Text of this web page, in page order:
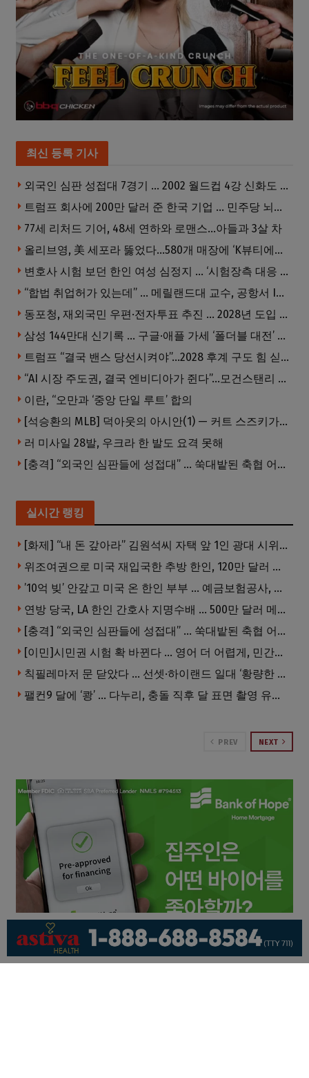
최신 등록 기사
외국인 심판 성접대 7경기 … 2002 월드컵 4강 신화도 흔들
트럼프 회사에 200만 달러 준 한국 기업 … 민주당 뇌물의혹 조사
77세 리처드 기어, 48세 연하와 로맨스…아들과 3살 차
올리브영, 美 세포라 뚫었다…580개 매장에 ‘K뷰티에딧’ 론칭
변호사 시험 보던 한인 여성 심정지 … ‘시험장측 대응 부적절’ 소송
“합법 취업허가 있는데” … 메릴랜드대 교수, 공항서 ICE에 체포, 구금 중
동포청, 재외국민 우편·전자투표 추진 … 2028년 도입 목표
삼성 144만대 신기록 … 구글·애플 가세 ‘폴더블 대전’ 열린다
트럼프 “결국 밴스 당선시켜야”…2028 후계 구도 힘 싣나
“AI 시장 주도권, 결국 엔비디아가 쥔다”…모건스탠리 장담
이란, “오만과 ‘중앙 단일 루트’ 합의
[석승환의 MLB] 덕아웃의 아시안(1) — 커트 스즈키가 우리에게 묻는 것
러 미사일 28발, 우크라 한 발도 요격 못해
[충격] “외국인 심판들에 성접대” … 쑥대밭된 축협 어디까지 추락하나
실시간 랭킹
[화제] “내 돈 갚아라” 김원석씨 자택 앞 1인 광대 시위 … 한인 투자사, “108만 달러 못받아”
위조여권으로 미국 재입국한 추방 한인, 120만 달러 은행 사기 행각
’10억 빚’ 안갚고 미국 온 한인 부부 … 예금보험공사, 미국서 소송
연방 당국, LA 한인 간호사 지명수배 … 500만 달러 메디캐어 사기, 선고 직전 한국 도주
[충격] “외국인 심판들에 성접대” … 쑥대밭된 축협 어디까지 추락하나
[이민]시민권 시험 확 바뀐다 … 영어 더 어렵게, 민간시험 도입 추진
칙필레마저 문 닫았다 … 선셋·하이랜드 일대 ‘황량한 거리’로
팰컨9 달에 ‘쾅’ … 다누리, 충돌 직후 달 표면 촬영 유일 탐사선
PREV NEXT